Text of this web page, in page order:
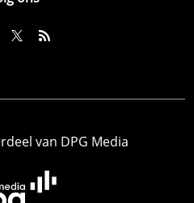
van DPG Media